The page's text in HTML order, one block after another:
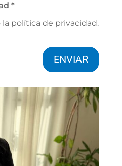
*
política de privacidad.
ENVIAR